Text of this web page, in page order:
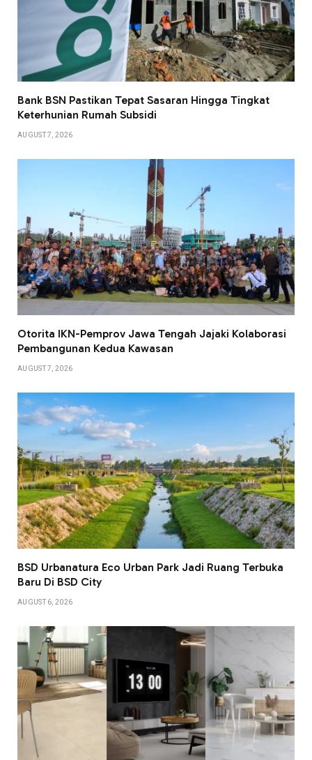
Bank BSN Pastikan Tepat Sasaran Hingga Tingkat
Keterhunian Rumah Subsidi
AUGUST 7, 2026
Otorita IKN-Pemprov Jawa Tengah Jajaki Kolaborasi
Pembangunan Kedua Kawasan
AUGUST 7, 2026
BSD Urbanatura Eco Urban Park Jadi Ruang Terbuka
Baru Di BSD City
AUGUST 6, 2026